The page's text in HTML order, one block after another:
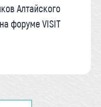
Алтайского
форуме VISIT